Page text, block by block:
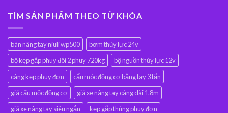
TÌM SẢN PHẨM THEO TỪ KHÓA
bàn nâng tay niuli wp500
bơm thủy lực 24v
bộ kẹp gắp phuy đôi 2 phuy 720kg
bộ nguồn thủy lực 12v
càng kẹp phuy đơn
cẩu móc động cơ bằng tay 3 tấn
giá cẩu mốc động cơ
giá xe nâng tay càng dài 1.8m
giá xe nâng tay siêu ngắn
kẹp gắp thùng phuy đơn